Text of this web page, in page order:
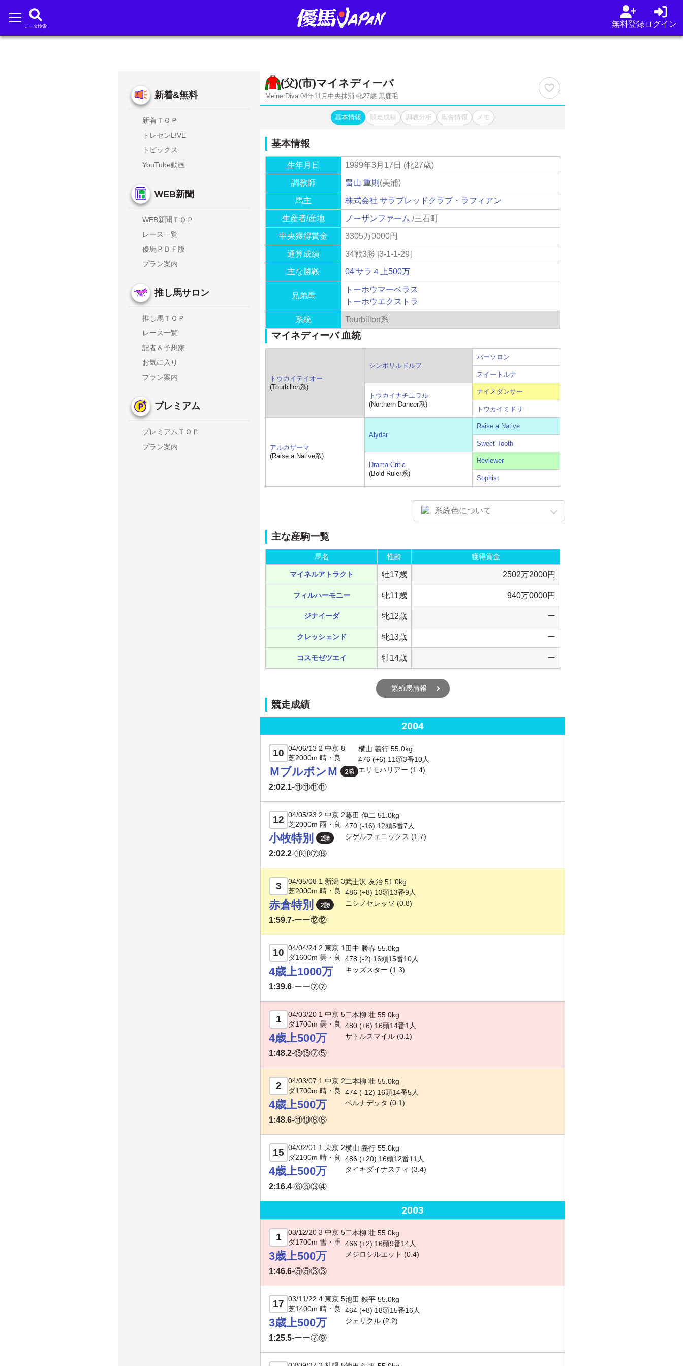
データ検索 無料登録ログイン
新着&無料
新着ＴＯＰ
トレセンL!VE
トピックス
YouTube動画
WEB新聞
WEB新聞ＴＯＰ
レース一覧
優馬ＰＤＦ版
プラン案内
推し馬サロン
推し馬ＴＯＰ
レース一覧
記者＆予想家
お気に入り
プラン案内
プレミアム
プレミアムＴＯＰ
プラン案内
(父)(市)マイネディーバ
Meine Diva 04年11月中央抹消 牝27歳 黒鹿毛
基本情報 競走成績 調教分析 厩舎情報 メモ
基本情報
生年月日 1999年3月17日 (牝27歳)
調教師 畠山 重則 (美浦)
馬主 株式会社 サラブレッドクラブ・ラフィアン
生産者/産地 ノーザンファーム /三石町
中央獲得賞金 3305万0000円
通算成績 34戦3勝 [3-1-1-29]
主な勝鞍 04'サラ４上500万
兄弟馬
トーホウマーベラス
トーホウエクストラ
系統 Tourbillon系
マイネディーバ 血統
トウカイテイオー
(Tourbillon系)
シンボリルドルフ
パーソロン
スイートルナ
トウカイナチユラル
(Northern Dancer系)
ナイスダンサー
トウカイミドリ
アルカザーマ
(Raise a Native系)
Alydar
Raise a Native
Sweet Tooth
Drama Critic
(Bold Ruler系)
Reviewer
Sophist
系統色について
主な産駒一覧
馬名 性齢 獲得賞金
マイネルアトラクト 牡17歳 2502万2000円
フィルハーモニー 牝11歳 940万0000円
ジナイーダ 牝12歳 ー
クレッシェンド 牝13歳 ー
コスモゼツエイ 牡14歳 ー
繁殖馬情報
競走成績
2004
10
04/06/13 2 中京 8
芝2000m 晴・良
ＭブルボンＭ
2:02.1-⑪⑪⑪⑪
横山 義行 55.0kg
476 (+6) 11頭3番10人
エリモハリアー (1.4)
12
04/05/23 2 中京 2
芝2000m 雨・良
小牧特別
2:02.2-⑪⑪⑦⑧
藤田 伸二 51.0kg
470 (-16) 12頭5番7人
シゲルフェニックス (1.7)
3
04/05/08 1 新潟 3
芝2000m 晴・良
赤倉特別
1:59.7-ーー⑫⑫
武士沢 友治 51.0kg
486 (+8) 13頭13番9人
ニシノセレッソ (0.8)
10
04/04/24 2 東京 1
ダ1600m 曇・良
4歳上1000万
1:39.6-ーー⑦⑦
田中 勝春 55.0kg
478 (-2) 16頭15番10人
キッズスター (1.3)
1
04/03/20 1 中京 5
ダ1700m 曇・良
4歳上500万
1:48.2-⑮⑮⑦⑤
二本柳 壮 55.0kg
480 (+6) 16頭14番1人
サトルスマイル (0.1)
2
04/03/07 1 中京 2
ダ1700m 晴・良
4歳上500万
1:48.6-⑪⑩⑧⑧
二本柳 壮 55.0kg
474 (-12) 16頭14番5人
ベルナデッタ (0.1)
15
04/02/01 1 東京 2
ダ2100m 晴・良
4歳上500万
2:16.4-⑥⑤③④
横山 義行 55.0kg
486 (+20) 16頭12番11人
タイキダイナスティ (3.4)
2003
1
03/12/20 3 中京 5
ダ1700m 雪・重
3歳上500万
1:46.6-⑤⑤③③
二本柳 壮 55.0kg
466 (+2) 16頭9番14人
メジロシルエット (0.4)
17
03/11/22 4 東京 5
芝1400m 晴・良
3歳上500万
1:25.5-ーー⑦⑨
池田 鉄平 55.0kg
464 (+8) 18頭15番16人
ジェリクル (2.2)